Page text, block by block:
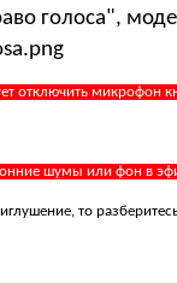
голоса",
отключить микрофон
шумы или фон в
то